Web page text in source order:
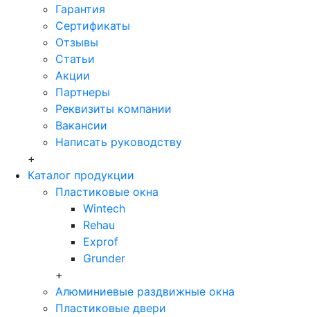
Гарантия
Сертификаты
Отзывы
Статьи
Акции
Партнеры
Реквизиты компании
Вакансии
Написать руководству
+
Каталог продукции
Пластиковые окна
Wintech
Rehau
Exprof
Grunder
+
Алюминиевые раздвижные окна
Пластиковые двери